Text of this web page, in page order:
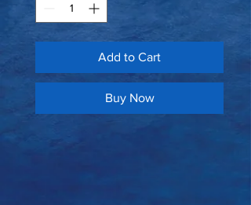
Add to Cart
Buy Now